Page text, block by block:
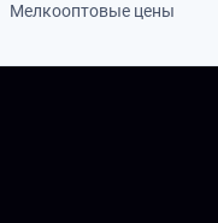
Мелкооптовые цены